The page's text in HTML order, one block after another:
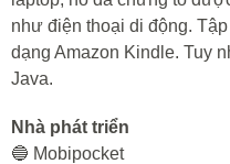
như điện thoại di động.
dạng Amazon Kindle. Tuy
Java.
Nhà phát triển
🔵 Mobipocket